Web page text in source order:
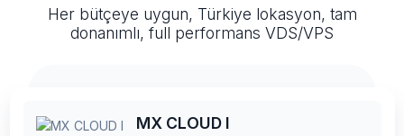
Her bütçeye uygun, Türkiye lokasyon, tam
donanımlı, full performans VDS/VPS
MX CLOUD I